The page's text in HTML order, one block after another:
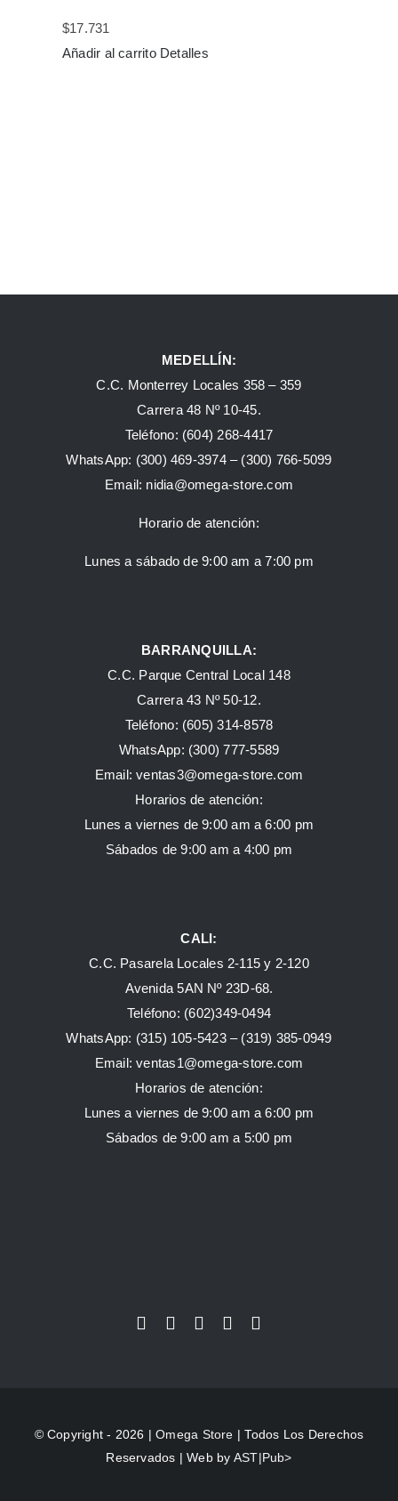
$17.731
Añadir al carrito Detalles
MEDELLÍN:
C.C. Monterrey Locales 358 – 359
Carrera 48 Nº 10-45.
Teléfono: (604) 268-4417
WhatsApp: (300) 469-3974 – (300) 766-5099
Email: nidia@omega-store.com
Horario de atención:
Lunes a sábado de 9:00 am a 7:00 pm
BARRANQUILLA:
C.C. Parque Central Local 148
Carrera 43 Nº 50-12.
Teléfono: (605) 314-8578
WhatsApp: (300) 777-5589
Email: ventas3@omega-store.com
Horarios de atención:
Lunes a viernes de 9:00 am a 6:00 pm
Sábados de 9:00 am a 4:00 pm
CALI:
C.C. Pasarela Locales 2-115 y 2-120
Avenida 5AN Nº 23D-68.
Teléfono: (602)349-0494
WhatsApp: (315) 105-5423 – (319) 385-0949
Email:ventas1@omega-store.com
Horarios de atención:
Lunes a viernes de 9:00 am a 6:00 pm
Sábados de 9:00 am a 5:00 pm
© Copyright - 2026 |Omega Store | Todos Los Derechos
Reservados | Web by AST|Pub>